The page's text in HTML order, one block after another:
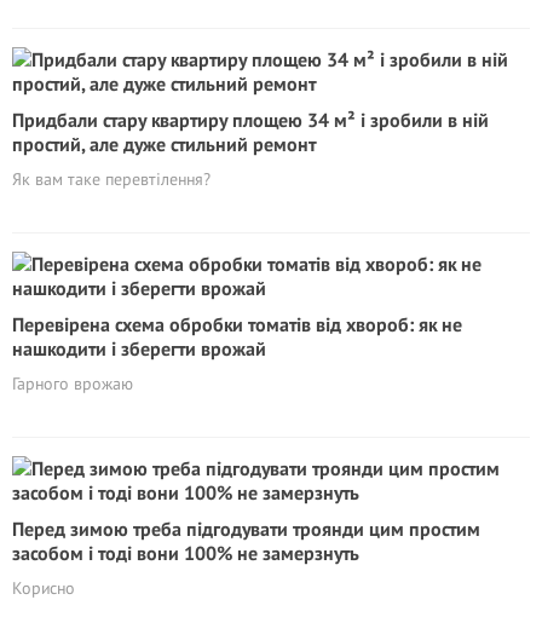
Придбали стару квартиру площею 34 м² і зробили в ній
простий, але дуже стильний ремонт
Як вам таке перевтілення?
Перевірена схема обробки томатів від хвороб: як не
нашкодити і зберегти врожай
Гарного врожаю
Перед зимою треба підгодувати троянди цим простим
засобом і тоді вони 100% не замерзнуть
Корисно